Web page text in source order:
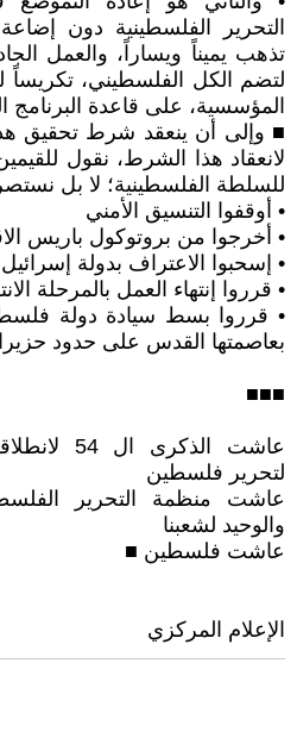
التحرير الفلسطينية دون
تذهب يميناً ويساراً، والعمل
لتضم الكل الفلسطيني، تكريساً
المؤسسية، على قاعدة البرنامج
■ وإلى أن ينعقد شرط تحقيق
لانعقاد هذا الشرط، نقول
للسلطة الفلسطينية؛ لا بل
• أوقفوا التنسيق الأمني
• أخرجوا من بروتوكول باريس
• إسحبوا الاعتراف بدولة إسرائيل
• قرروا إنتهاء العمل بالمرحلة
• قرروا بسط سيادة دولة
بعاصمتها القدس على حدود حزيران
■■■
عاشت
لتحرير فلسطين
عاشت منظمة التحرير
والوحيد لشعبنا
عاشت فلسطين ■
الإعلام المركزي